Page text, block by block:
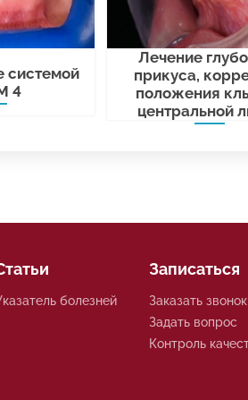
системой
4
Лечение
прикуса,
положения
центральной
болезней
Записаться
Заказать звонок
Задать вопрос
Контроль